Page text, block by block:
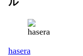
hasera